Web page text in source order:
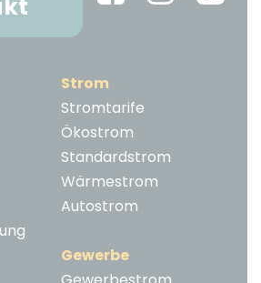
Strom
Stromtarife
Ökostrom
Standardstrom
Wärmestrom
Autostrom
Gewerbe